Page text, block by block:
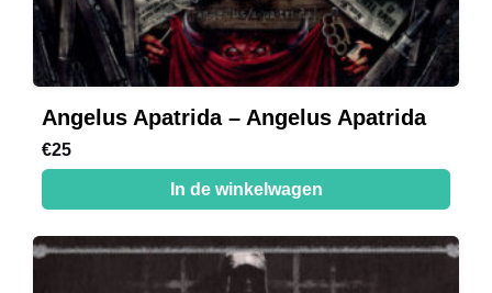
Angelus Apatrida – Angelus Apatrida
€25
In de winkelwagen